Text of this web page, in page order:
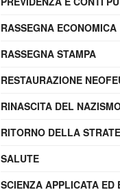
RASSEGNA ECONOMICA
RASSEGNA STAMPA
RESTAURAZIONE
RINASCITA DEL
RITORNO DELLA
SALUTE
SCIENZA APPLICATA ED